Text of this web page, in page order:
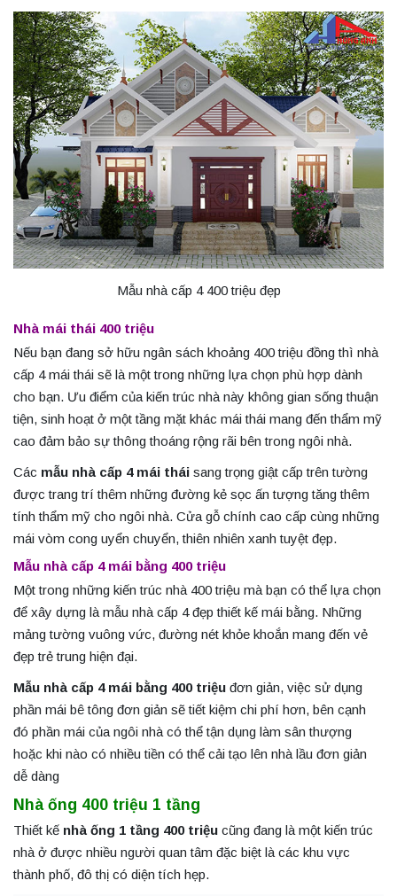
Mẫu nhà cấp 4 400 triệu đẹp
Nhà mái thái 400 triệu
Nếu bạn đang sở hữu ngân sách khoảng 400 triệu đồng thì nhà
cấp 4 mái thái sẽ là một trong những lựa chọn phù hợp dành
cho bạn. Ưu điểm của kiến trúc nhà này không gian sống thuận
tiện, sinh hoạt ở một tầng mặt khác mái thái mang đến thẩm mỹ
cao đảm bảo sự thông thoáng rộng rãi bên trong ngôi nhà.
Các mẫu nhà cấp 4 mái thái sang trọng giật cấp trên tường
được trang trí thêm những đường kẻ sọc ấn tượng tăng thêm
tính thẩm mỹ cho ngôi nhà. Cửa gỗ chính cao cấp cùng những
mái vòm cong uyển chuyển, thiên nhiên xanh tuyệt đẹp.
Mẫu nhà cấp 4 mái bằng 400 triệu
Một trong những kiến trúc nhà 400 triệu mà bạn có thể lựa chọn
để xây dựng là mẫu nhà cấp 4 đẹp thiết kế mái bằng. Những
mảng tường vuông vức, đường nét khỏe khoắn mang đến vẻ
đẹp trẻ trung hiện đại.
Mẫu nhà cấp 4 mái bằng 400 triệu đơn giản, việc sử dụng
phần mái bê tông đơn giản sẽ tiết kiệm chi phí hơn, bên cạnh
đó phần mái của ngôi nhà có thể tận dụng làm sân thượng
hoặc khi nào có nhiều tiền có thể cải tạo lên nhà lầu đơn giản
dễ dàng
Nhà ống 400 triệu 1 tầng
Thiết kế nhà ống 1 tầng 400 triệu cũng đang là một kiến trúc
nhà ở được nhiều người quan tâm đặc biệt là các khu vực
thành phố, đô thị có diện tích hẹp.